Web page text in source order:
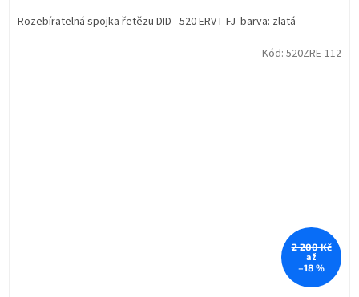
Rozebíratelná spojka řetězu DID - 520 ERVT-FJ barva: zlatá
2 200 Kč
až
–18 %
Kód: 520ZRE-112